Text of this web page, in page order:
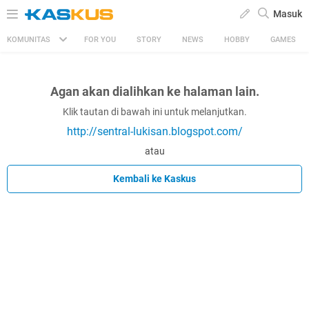
Masuk
KOMUNITAS FOR YOU STORY NEWS HOBBY GAMES
Agan akan dialihkan ke halaman lain.
Klik tautan di bawah ini untuk melanjutkan.
http://sentral-lukisan.blogspot.com/
atau
Kembali ke Kaskus